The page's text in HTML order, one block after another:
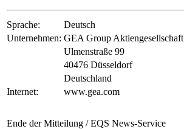
Sprache:
Deutsch
Unternehmen: GEA Group Aktiengesellschaft
Ulmenstraße 99
40476 Düsseldorf
Deutschland
Internet:
www.gea.com
Ende der Mitteilung / EQS News-Service